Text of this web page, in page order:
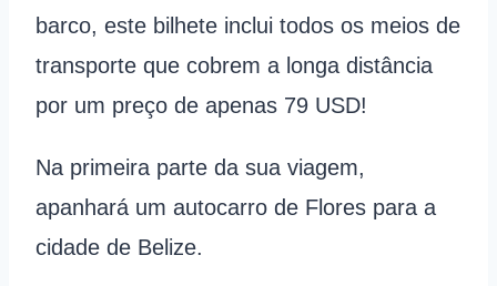
barco, este bilhete inclui todos os meios de
transporte que cobrem a longa distância
por um preço de apenas 79 USD!
Na primeira parte da sua viagem,
apanhará um autocarro de Flores para a
cidade de Belize.